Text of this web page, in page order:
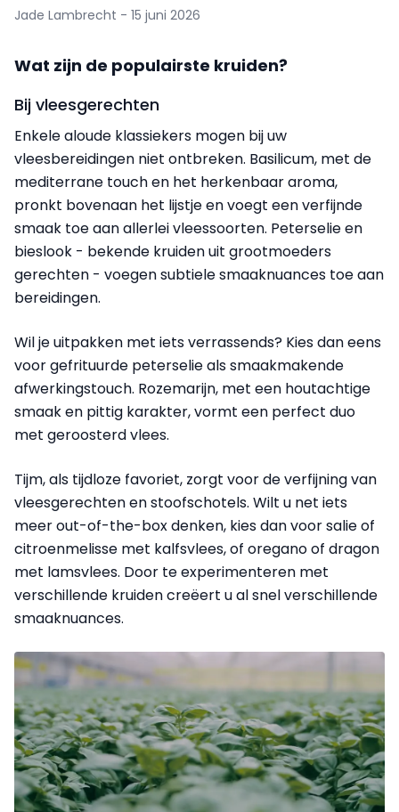
Jade Lambrecht - 15 juni 2026
Wat zijn de populairste kruiden?
Bij vleesgerechten
Enkele aloude klassiekers mogen bij uw
vleesbereidingen niet ontbreken. Basilicum, met de
mediterrane touch en het herkenbaar aroma,
pronkt bovenaan het lijstje en voegt een verfijnde
smaak toe aan allerlei vleessoorten. Peterselie en
bieslook - bekende kruiden uit grootmoeders
gerechten - voegen subtiele smaaknuances toe aan
bereidingen.
Wil je uitpakken met iets verrassends? Kies dan eens
voor gefrituurde peterselie als smaakmakende
afwerkingstouch. Rozemarijn, met een houtachtige
smaak en pittig karakter, vormt een perfect duo
met geroosterd vlees.
Tijm, als tijdloze favoriet, zorgt voor de verfijning van
vleesgerechten en stoofschotels. Wilt u net iets
meer out-of-the-box denken, kies dan voor salie of
citroenmelisse met kalfsvlees, of oregano of dragon
met lamsvlees. Door te experimenteren met
verschillende kruiden creëert u al snel verschillende
smaaknuances.